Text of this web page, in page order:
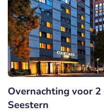
Overnachting voor
Seestern